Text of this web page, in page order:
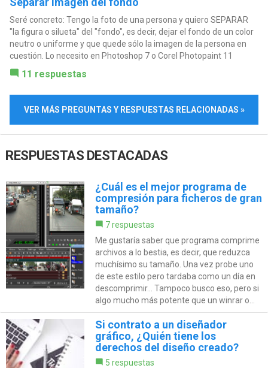
Seré concreto: Tengo la foto de una persona y quiero SEPARAR
"la figura o silueta" del "fondo", es decir, dejar el fondo de un color
neutro o uniforme y que quede sólo la imagen de la persona en
cuestión. Lo necesito en Photoshop 7 o Corel Photopaint 11
11 respuestas
VER MÁS PREGUNTAS Y RESPUESTAS RELACIONADAS »
RESPUESTAS DESTACADAS
¿Cuál es el mejor programa de
compresión para ficheros de gran
tamaño?
7 respuestas
Me gustaría saber que programa comprime
archivos a lo bestia, es decir, que reduzca
muchísimo su tamaño. Una vez probe uno
de este estilo pero tardaba como un día en
descomprimir... Tampoco busco eso, pero si
algo mucho más potente que un winrar o...
Si contrato a un diseñador
gráfico, ¿Quién tiene los
derechos del diseño creado?
5 respuestas